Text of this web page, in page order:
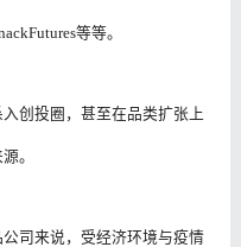
等等。
创投圈，甚至在品类扩张上
。
司来说，受经济环境与疫情